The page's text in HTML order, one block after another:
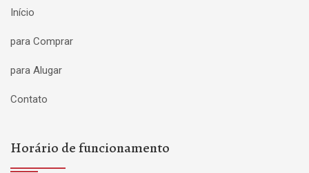
Início
para Comprar
para Alugar
Contato
Horário de funcionamento